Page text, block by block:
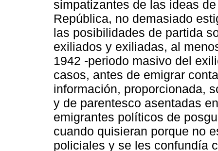
simpatizantes de las ideas
República, no demasiado
las posibilidades de partida
exiliados y exiliadas, al
1942 -periodo masivo del
casos, antes de emigrar
información, proporcionada,
y de parentesco asentadas
emigrantes políticos de
cuando quisieran porque no
policiales y se les confundía